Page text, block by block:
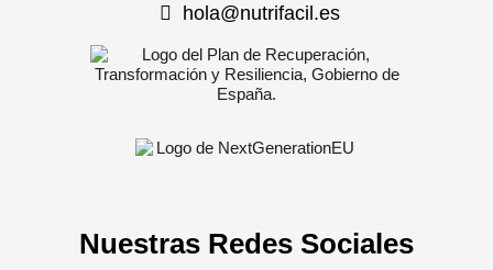
hola@nutrifacil.es
Nuestras Redes Sociales